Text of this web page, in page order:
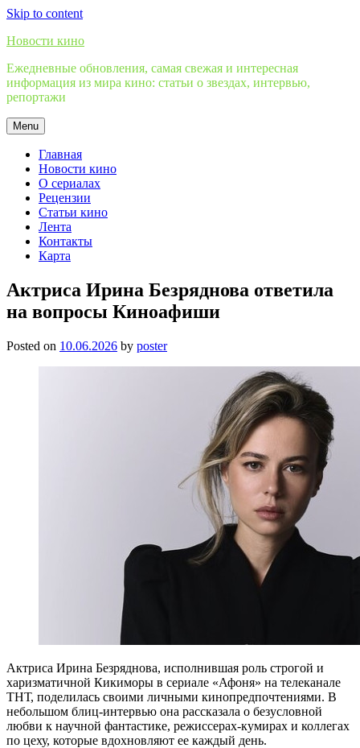
Skip to content
Новости кино
Ежедневные обновления, самая свежая и интересная
информация из мира кино: статьи о звездах, интервью,
репортажи
Menu
Главная
Новости кино
О сериалах
Рецензии
Статьи кино
Лента
Контакты
Карта
Актриса Ирина Безряднова ответила
на вопросы Киноафиши
Posted on 10.06.2026 by poster
Актриса Ирина Безряднова, исполнившая роль строгой и
харизматичной Кикиморы в сериале «Афоня» на телеканале
ТНТ, поделилась своими личными кинопредпочтениями. В
небольшом блиц-интервью она рассказала о безусловной
любви к научной фантастике, режиссерах-кумирах и коллегах
по цеху, которые вдохновляют ее каждый день.